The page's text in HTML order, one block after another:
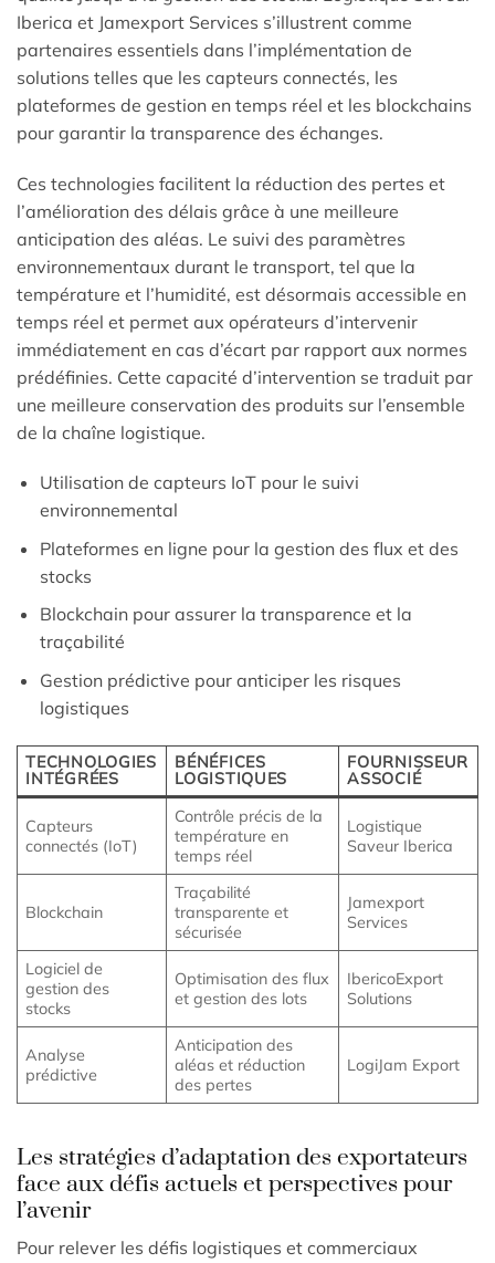
Iberica et Jamexport Services s’illustrent comme
partenaires essentiels dans l’implémentation de
solutions telles que les capteurs connectés, les
plateformes de gestion en temps réel et les blockchains
pour garantir la transparence des échanges.
Ces technologies facilitent la réduction des pertes et
l’amélioration des délais grâce à une meilleure
anticipation des aléas. Le suivi des paramètres
environnementaux durant le transport, tel que la
température et l’humidité, est désormais accessible en
temps réel et permet aux opérateurs d’intervenir
immédiatement en cas d’écart par rapport aux normes
prédéfinies. Cette capacité d’intervention se traduit par
une meilleure conservation des produits sur l’ensemble
de la chaîne logistique.
Utilisation de capteurs IoT pour le suivi
environnemental
Plateformes en ligne pour la gestion des flux et des
stocks
Blockchain pour assurer la transparence et la
traçabilité
Gestion prédictive pour anticiper les risques
logistiques
TECHNOLOGIES
INTÉGRÉES
BÉNÉFICES
LOGISTIQUES
FOURNISSEUR
ASSOCIÉ
Capteurs
connectés (IoT)
Contrôle précis de la
température en
temps réel
Logistique
Saveur Iberica
Blockchain
Traçabilité
transparente et
sécurisée
Jamexport
Services
Logiciel de
gestion des
stocks
Optimisation des flux
et gestion des lots
IbericoExport
Solutions
Analyse
prédictive
Anticipation des
aléas et réduction
des pertes
LogiJam Export
Les stratégies d’adaptation des exportateurs
face aux défis actuels et perspectives pour
l’avenir
Pour relever les défis logistiques et commerciaux